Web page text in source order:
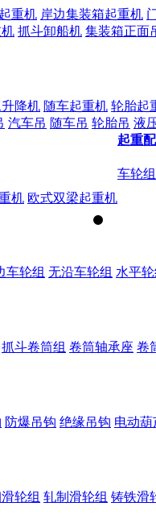
重机 岸边集装箱起重机
抓斗卸船机 集装箱正面
降机 随车起重机 轮胎起
汽车吊 随车吊 轮胎吊 液
机 欧式双梁起重机
起重
车轮组
车轮组 无沿车轮组 水平
抓斗卷筒组 卷筒轴承座 卷
防爆吊钩 绝缘吊钩 电动
轮组 轧制滑轮组 铸铁滑